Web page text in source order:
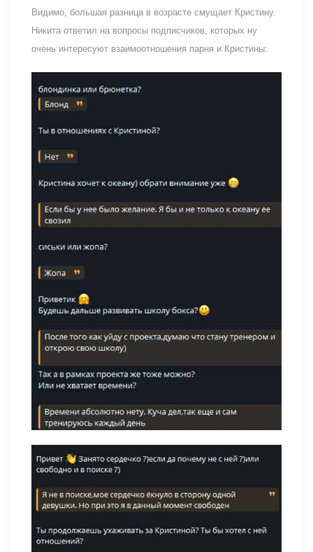
Видимо, большая разница в возрасте смущает Кристину.
Никита ответил на вопросы подписчиков, которых ну
очень интересуют взаимоотношения парня и Кристины: